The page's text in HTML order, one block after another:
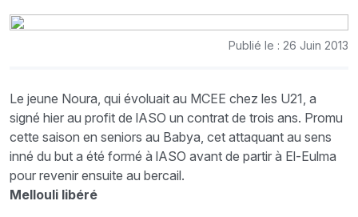
Publié le : 26 Juin 2013
Le jeune Noura, qui évoluait au MCEE chez les U21, a
signé hier au profit de lASO un contrat de trois ans. Promu
cette saison en seniors au Babya, cet attaquant au sens
inné du but a été formé à lASO avant de partir à El-Eulma
pour revenir ensuite au bercail.
Mellouli libéré